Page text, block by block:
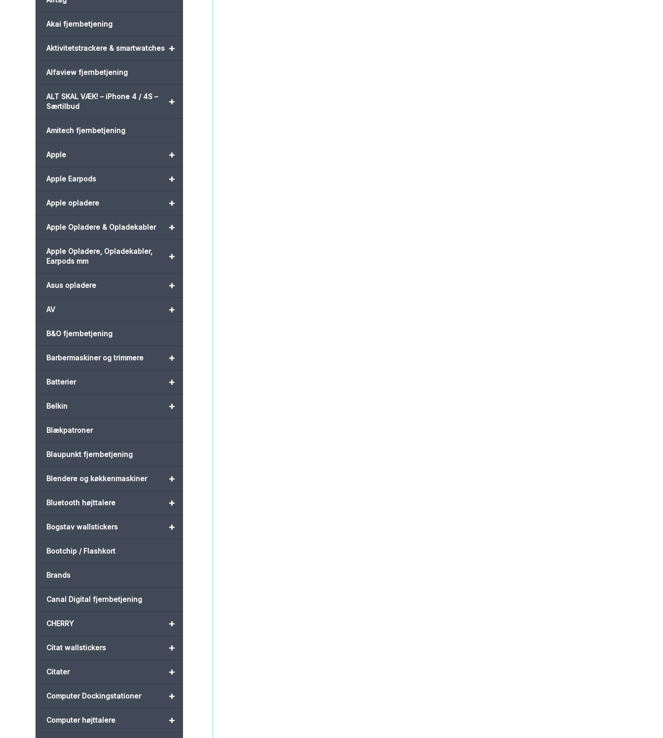
Akai fjernbetjening
+
Aktivitetstrackere & smartwatches
Alfaview fjernbetjening
+
ALT SKAL VÆK! – iPhone 4 / 4S –
Særtilbud
Amitech fjernbetjening
+
Apple
+
Apple Earpods
+
Apple opladere
+
Apple Opladere & Opladekabler
+
Apple Opladere, Opladekabler,
Earpods mm
+
Asus opladere
+
AV
B&O fjernbetjening
+
Barbermaskiner og trimmere
+
Batterier
+
Belkin
Blækpatroner
Blaupunkt fjernbetjening
+
Blendere og køkkenmaskiner
+
Bluetooth højttalere
+
Bogstav wallstickers
Bootchip / Flashkort
Brands
Canal Digital fjernbetjening
+
CHERRY
+
Citat wallstickers
+
Citater
+
Computer Dockingstationer
+
Computer højttalere